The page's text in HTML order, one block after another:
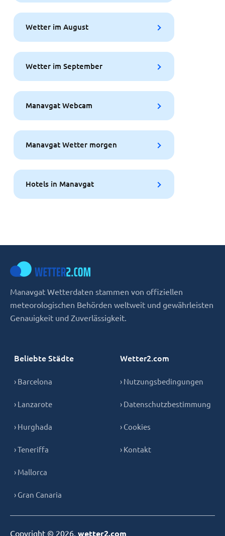
Wetter im August
Wetter im September
Manavgat Webcam
Manavgat Wetter morgen
Hotels in Manavgat
Manavgat Wetterdaten stammen von offiziellen
meteorologischen Behörden weltweit und gewährleisten
Genauigkeit und Zuverlässigkeit.
Beliebte Städte
› Barcelona
› Lanzarote
› Hurghada
› Teneriffa
› Mallorca
› Gran Canaria
Wetter2.com
› Nutzungsbedingungen
› Datenschutzbestimmung
› Cookies
› Kontakt
Copyright © 2026, wetter2.com